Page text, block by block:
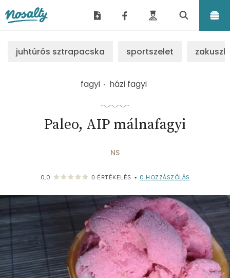
juhtúrós sztrapacska sportszelet
fagyi házi fagyi
Paleo, AIP málnafagyi
NS
0,0 0 ÉRTÉKELÉS • 0 HOZZÁSZÓLÁS